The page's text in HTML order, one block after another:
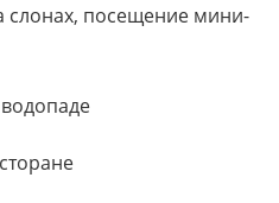
слонах, посещение мини-